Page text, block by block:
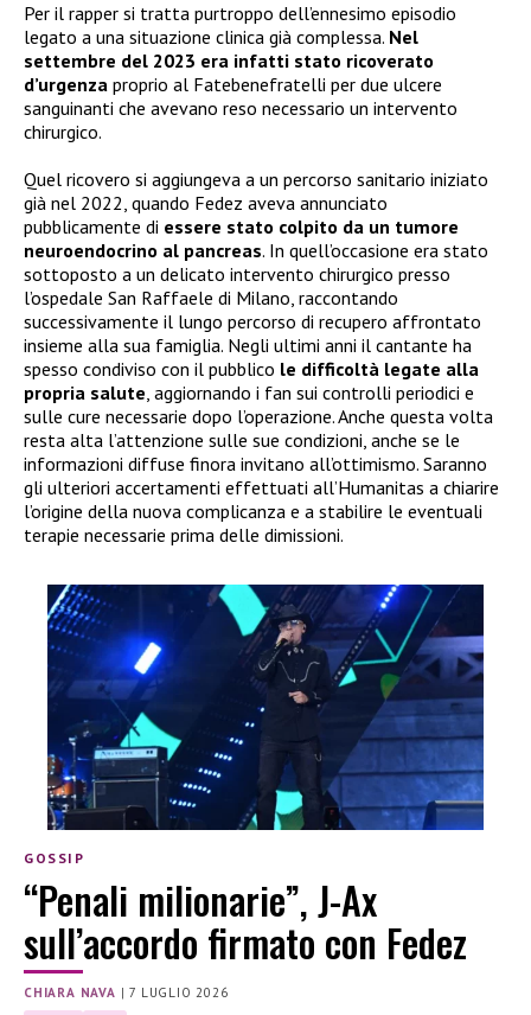
Per il rapper si tratta purtroppo dell’ennesimo episodio
legato a una situazione clinica già complessa. Nel
settembre del 2023 era infatti stato ricoverato
d’urgenza proprio al Fatebenefratelli per due ulcere
sanguinanti che avevano reso necessario un intervento
chirurgico.
Quel ricovero si aggiungeva a un percorso sanitario iniziato
già nel 2022, quando Fedez aveva annunciato
pubblicamente di essere stato colpito da un tumore
neuroendocrino al pancreas. In quell’occasione era stato
sottoposto a un delicato intervento chirurgico presso
l’ospedale San Raffaele di Milano, raccontando
successivamente il lungo percorso di recupero affrontato
insieme alla sua famiglia. Negli ultimi anni il cantante ha
spesso condiviso con il pubblico le difficoltà legate alla
propria salute, aggiornando i fan sui controlli periodici e
sulle cure necessarie dopo l’operazione. Anche questa volta
resta alta l’attenzione sulle sue condizioni, anche se le
informazioni diffuse finora invitano all’ottimismo. Saranno
gli ulteriori accertamenti effettuati all’Humanitas a chiarire
l’origine della nuova complicanza e a stabilire le eventuali
terapie necessarie prima delle dimissioni.
GOSSIP
“Penali milionarie”, J-Ax
sull’accordo firmato con Fedez
CHIARA NAVA |7 LUGLIO 2026